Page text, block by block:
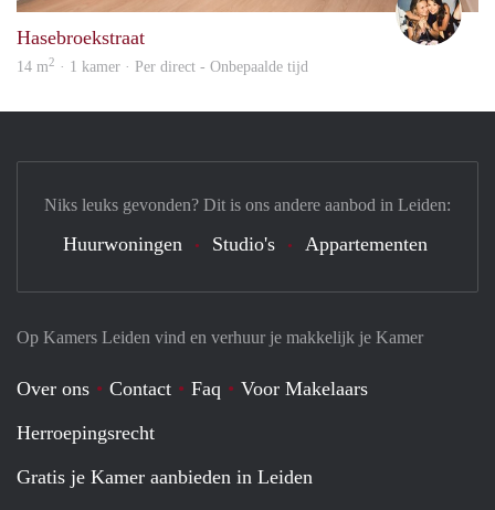
Hasebroekstraat
14 m2 · 1 kamer · Per direct - Onbepaalde tijd
Op Kamers Leiden vind en verhuur je makkelijk je Kamer
Over ons Contact Faq
Voor Makelaars
Herroepingsrecht
Gratis je Kamer aanbieden in Leiden
Niks leuks gevonden? Dit is ons andere aanbod in Leiden:
Huurwoningen Studio's Appartementen